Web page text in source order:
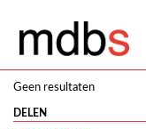
Geen resultaten
DELEN